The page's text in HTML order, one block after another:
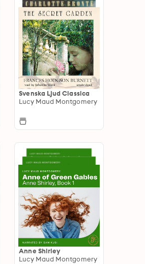
Svenska Ljud Classica
Lucy Maud Montgomery
Anne Shirley
Lucy Maud Montgomery